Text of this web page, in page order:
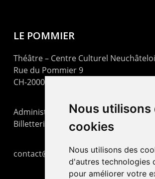
Nous utilisons
cookies
Nous utilisons des
d'autres technologies
pour améliorer votre
LE POMMIER
Théâtre – Centre Culturel
Rue du Pommier 9
CH-2000 Neuchâtel
Administration : +41 32 725 03 03
Billetterie : +41 32 725 05 05
contact@lepommier.ch